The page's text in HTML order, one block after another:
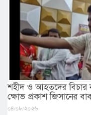
শহীদ ও আহতদের বিচার
ক্ষোভ প্রকাশ জিসানের
০৪/০৮/২০২৬